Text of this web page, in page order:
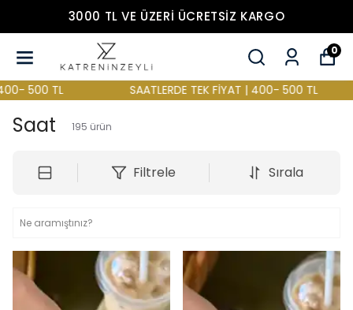
3000 TL VE ÜZERİ ÜCRETSİZ KARGO
0
TEK FİYAT | 400- 500 TL SAATLERDE TEK
Saat 195 ürün
Filtrele Sırala